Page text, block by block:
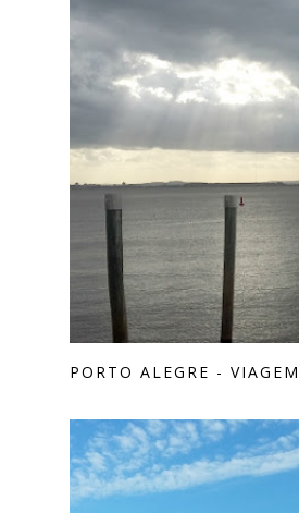
PORTO ALEGRE -